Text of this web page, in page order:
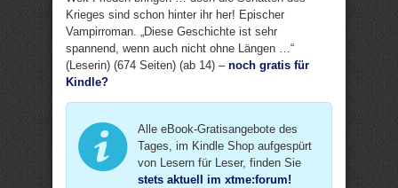
Krieges sind schon hinter ihr her! Epischer
Vampirroman. „Diese Geschichte ist sehr
spannend, wenn auch nicht ohne Längen …“
(Leserin) (674 Seiten) (ab 14) – noch gratis für
Kindle?
Alle eBook-Gratisangebote des
Tages, im Kindle Shop aufgespürt
von Lesern für Leser, finden Sie
stets aktuell im xtme:forum!